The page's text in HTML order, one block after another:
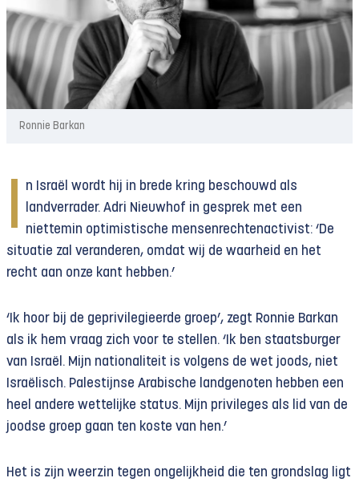
Ronnie Barkan
I
n Israël wordt hij in brede kring beschouwd als
landverrader. Adri Nieuwhof in gesprek met een
niettemin optimistische mensenrechtenactivist: ‘De
situatie zal veranderen, omdat wij de waarheid en het
recht aan onze kant hebben.’
‘Ik hoor bij de geprivilegieerde groep’, zegt Ronnie Barkan
als ik hem vraag zich voor te stellen. ‘Ik ben staatsburger
van Israël. Mijn nationaliteit is volgens de wet joods, niet
Israëlisch. Palestijnse Arabische landgenoten hebben een
heel andere wettelijke status. Mijn privileges als lid van de
joodse groep gaan ten koste van hen.’
Het is zijn weerzin tegen ongelijkheid die ten grondslag ligt